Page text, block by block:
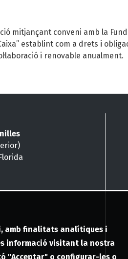
mitjançant conveni amb la
establint com a drets i
i renovable anualment.
amb finalitats analítiques i
informació visitant la nostra
"Acceptar" o configurar-les o